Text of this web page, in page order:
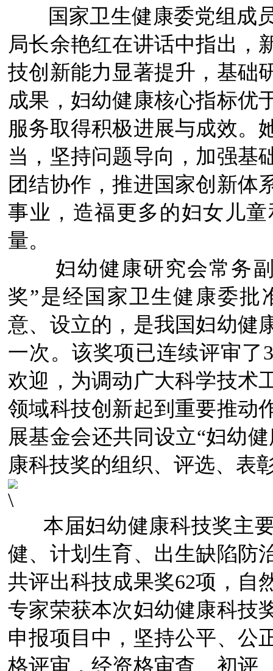
国家卫生健康委党组成员
局长余艳红在讲话中指出，
技创新能力显著提升，基础
成果，妇幼健康核心指标优
服务取得积极进展与成效。
当，坚持问题导向，加强基
团结协作，推进国家创新体
事业，造福更多的妇女儿
量。
妇幼健康研究会常务副
奖”是经国家卫生健康委批
意、设立的，是我国妇幼健
一次。该奖项已连续评审
欢迎，为调动广大科学技术
领域科技创新起到重要推动
展基金会还共同设立“妇幼
康科技奖的组织、评选、表
本届妇幼健康科技奖主要
健、计划生育、出生缺陷防
共评出科技成果奖62项，自
专家荣获本次妇幼健康科技
申报项目中，坚持公平、公
格评审，经资格审查、初评